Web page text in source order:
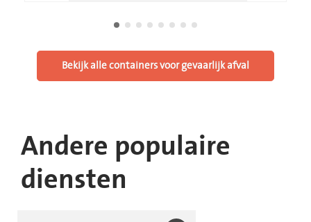
Bekijk alle containers voor gevaarlijk afval
Andere populaire
diensten